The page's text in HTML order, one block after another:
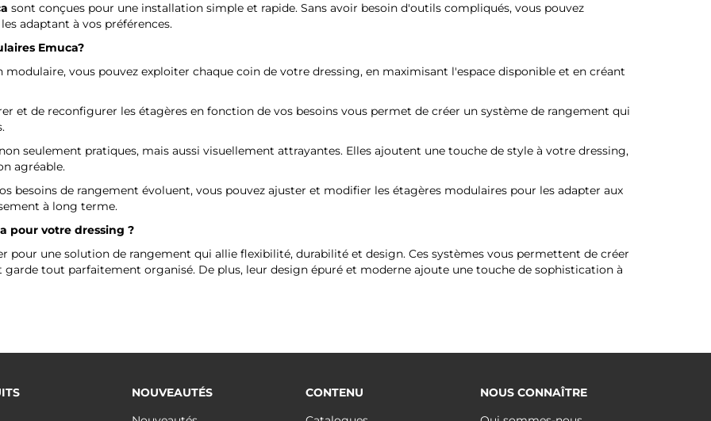
sont conçues pour une installation simple et rapide. Sans avoir besoin d'outils compliqués, vous pouvez
adaptant à vos préférences.
Emuca?
vous pouvez exploiter chaque coin de votre dressing, en maximisant l'espace disponible et en créant
et de reconfigurer les étagères en fonction de vos besoins vous permet de créer un système de rangement qui
seulement pratiques, mais aussi visuellement attrayantes. Elles ajoutent une touche de style à votre dressing,
agréable.
besoins de rangement évoluent, vous pouvez ajuster et modifier les étagères modulaires pour les adapter aux
à long terme.
pour votre dressing ?
pour une solution de rangement qui allie flexibilité, durabilité et design. Ces systèmes vous permettent de créer
garde tout parfaitement organisé. De plus, leur design épuré et moderne ajoute une touche de sophistication à
NOUVEAUTÉS
CONTENU
NOUS CONNAÎTRE